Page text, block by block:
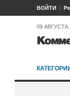
ВОЙТИ
09